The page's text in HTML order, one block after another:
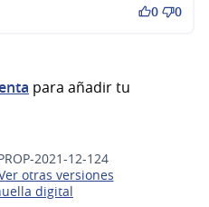
0 0
para añadir tu
2021-12-124
ver otras versiones
digital